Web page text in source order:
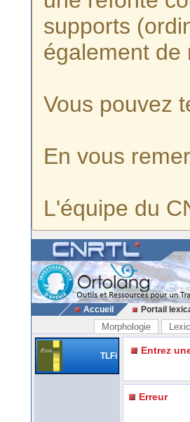
supports
également de
Vous pouvez
En vous
L'équipe du
Accueil Portail
Morphologie
TLFi Entrez
Erreur